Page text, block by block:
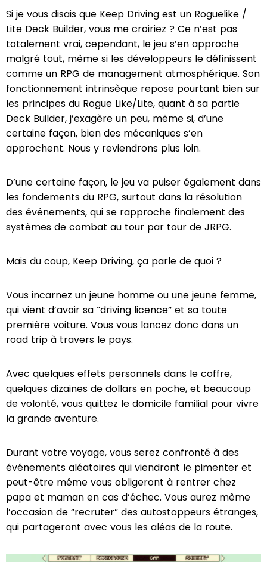
Si je vous disais que Keep Driving est un Roguelike /
Lite Deck Builder, vous me croiriez ? Ce n’est pas
totalement vrai, cependant, le jeu s’en approche
malgré tout, même si les développeurs le définissent
comme un RPG de management atmosphérique. Son
fonctionnement intrinsèque repose pourtant bien sur
les principes du Rogue Like/Lite, quant à sa partie
Deck Builder, j’exagère un peu, même si, d’une
certaine façon, bien des mécaniques s’en
approchent. Nous y reviendrons plus loin.
D’une certaine façon, le jeu va puiser également dans
les fondements du RPG, surtout dans la résolution
des événements, qui se rapproche finalement des
systèmes de combat au tour par tour de JRPG.
Mais du coup, Keep Driving, ça parle de quoi ?
Vous incarnez un jeune homme ou une jeune femme,
qui vient d’avoir sa “driving licence” et sa toute
première voiture. Vous vous lancez donc dans un
road trip à travers le pays.
Avec quelques effets personnels dans le coffre,
quelques dizaines de dollars en poche, et beaucoup
de volonté, vous quittez le domicile familial pour vivre
la grande aventure.
Durant votre voyage, vous serez confronté à des
événements aléatoires qui viendront le pimenter et
peut-être même vous obligeront à rentrer chez
papa et maman en cas d’échec. Vous aurez même
l’occasion de “recruter” des autostoppeurs étranges,
qui partageront avec vous les aléas de la route.